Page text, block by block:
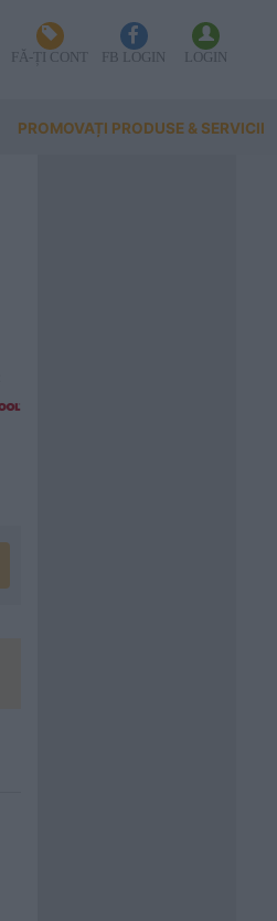
FĂ-ȚI CONT FB LOGIN LOGIN
PROMOVAȚI PRODUSE & SERVICII